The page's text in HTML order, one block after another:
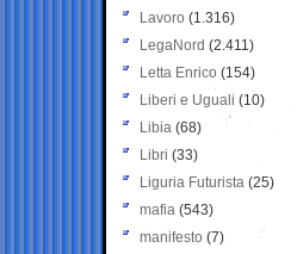
Lavoro (1.316)
LegaNord (2.411)
Letta Enrico (154)
Liberi e Uguali (10)
Libia (68)
Libri (33)
Liguria Futurista (25)
mafia (543)
manifesto (7)